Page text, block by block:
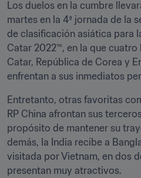
Los duelos en la cumbre
martes en la 4ª jornada de la
de clasificación asiática para
Catar 2022™, en la que
Catar, República de Corea y
enfrentan a sus inmediatos
Entretanto, otras favoritas
RP China afrontan sus
propósito de mantener su
demás, la India recibe a
visitada por Vietnam, en dos
presentan muy atractivos.